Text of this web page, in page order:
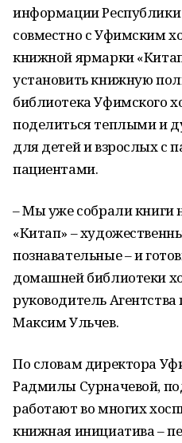
информации
совместно с Уфимским
книжной ярмарки
установить книжную
библиотека Уфимского
поделиться теплыми и
для детей и взрослых с
пациентами.
– Мы уже собрали книги
«Китап» –
познавательные – и
домашней библиотеки
руководитель
Максим Ульчев.
По словам директора
Радмилы Сурначевой,
работают во многих
книжная инициатива –